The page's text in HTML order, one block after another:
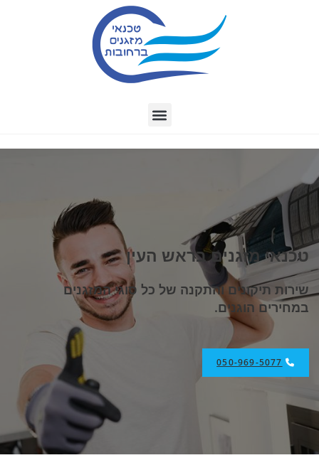
טכנאי מזגנים בראש העין
שירות תיקונים והתקנה של כל סוגי המזגנים
במחירים הוגנים.
050-969-5077